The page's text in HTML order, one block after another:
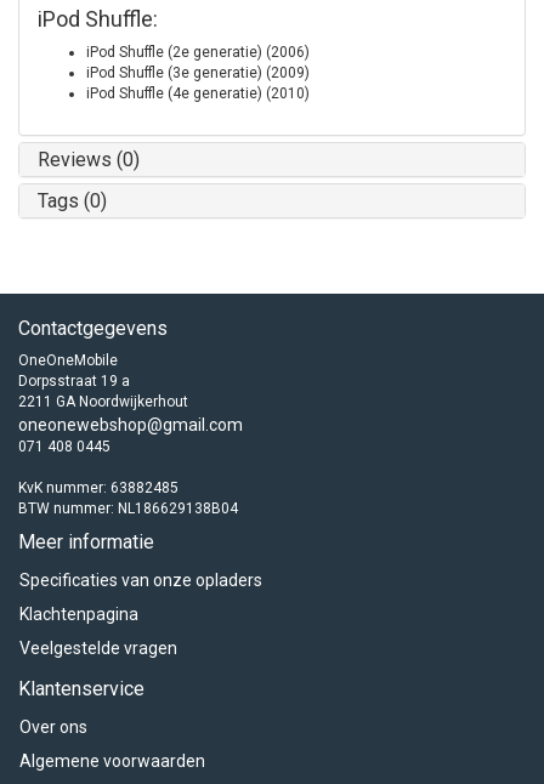
iPod Shuffle:
iPod Shuffle (2e generatie) (2006)
iPod Shuffle (3e generatie) (2009)
iPod Shuffle (4e generatie) (2010)
Reviews (0)
Tags (0)
Contactgegevens
OneOneMobile
Dorpsstraat 19 a
2211 GA Noordwijkerhout
oneonewebshop@gmail.com
071 408 0445
KvK nummer: 63882485
BTW nummer: NL186629138B04
Meer informatie
Specificaties van onze opladers
Klachtenpagina
Veelgestelde vragen
Klantenservice
Over ons
Algemene voorwaarden